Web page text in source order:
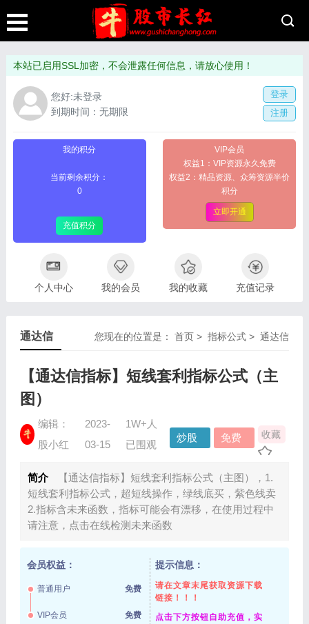
本站已启用SSL加密，不会泄露任何信息，请放心使用！
您好:未登录
到期时间：无期限
登录
注册
我的积分
当前剩余积分：
0
充值积分
VIP会员
权益1：VIP资源永久免费
权益2：精品资源、众筹资源半价
积分
立即开通
个人中心 我的会员 我的收藏 充值记录
您现在的位置是：首页 >指标公式 >通达信
通达信
【通达信指标】短线套利指标公式（主
图）
编辑：
股小红
2023-
03-15
1W+人
已围观
炒股
免费
收藏
简介
【通达信指标】短线套利指标公式（主图），1.
短线套利指标公式，超短线操作，绿线底买，紫色线卖
2.指标含未来函数，指标可能会有漂移，在使用过程中
请注意，点击在线检测未来函数
会员权益：
普通用户 免费
VIP会员 免费
提示信息：
请在文章末尾获取资源下载
链接！！！
点击下方按钮自助充值，实